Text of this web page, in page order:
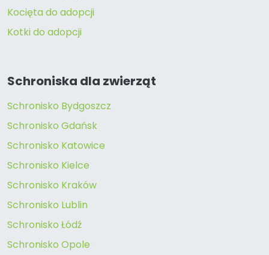
Kocięta do adopcji
Kotki do adopcji
Schroniska dla zwierząt
Schronisko Bydgoszcz
Schronisko Gdańsk
Schronisko Katowice
Schronisko Kielce
Schronisko Kraków
Schronisko Lublin
Schronisko Łódź
Schronisko Opole